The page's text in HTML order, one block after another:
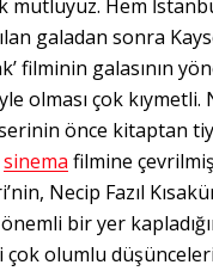
mutluyuz. Hem
galadan sonra
filminin galasının
olması çok kıymetli.
önce kitaptan
sinema filmine
Necip Fazıl
bir yer
çok olumlu